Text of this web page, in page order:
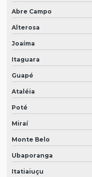
Abre Campo
Alterosa
Joaíma
Itaguara
Guapé
Ataléia
Poté
Miraí
Monte Belo
Ubaporanga
Itatiaiuçu